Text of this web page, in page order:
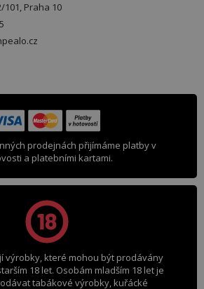
101, Praha 10
prodejnách přijímáme platby v
a platebními kartami.
výrobky, které mohou být prodávány
18 let. Osobám mladším 18 let je
tabákové výrobky, kuřácké